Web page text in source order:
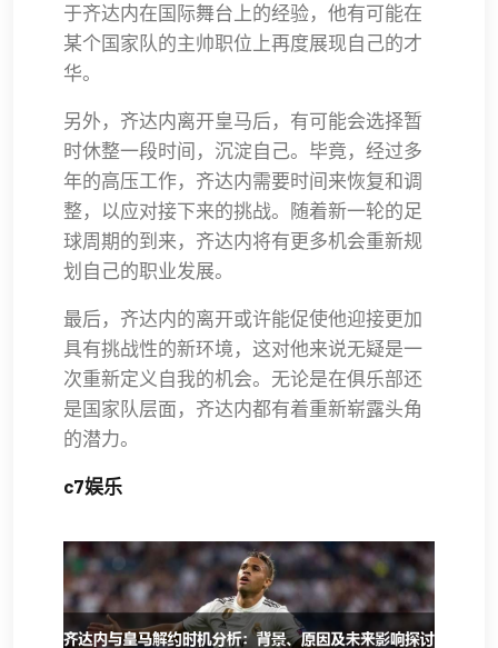
于齐达内在国际舞台上的经验，他有可能在
某个国家队的主帅职位上再度展现自己的才
华。
另外，齐达内离开皇马后，有可能会选择暂
时休整一段时间，沉淀自己。毕竟，经过多
年的高压工作，齐达内需要时间来恢复和调
整，以应对接下来的挑战。随着新一轮的足
球周期的到来，齐达内将有更多机会重新规
划自己的职业发展。
最后，齐达内的离开或许能促使他迎接更加
具有挑战性的新环境，这对他来说无疑是一
次重新定义自我的机会。无论是在俱乐部还
是国家队层面，齐达内都有着重新崭露头角
的潜力。
c7娱乐